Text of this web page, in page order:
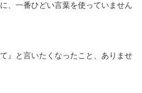
、一番ひどい言葉を使っていません
て』と言いたくなったこと、ありませ